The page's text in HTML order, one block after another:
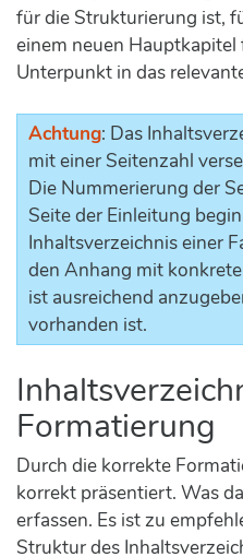
für die Strukturierung ist,
einem neuen
Unterpunkt in das
Achtung: Das
mit einer Seitenzahl
Die Nummerierung der
Seite der Einleitung
Inhaltsverzeichnis einer
den Anhang mit
ist ausreichend
vorhanden ist.
Formatierung
Durch die korrekte
korrekt präsentiert. Was
erfassen. Es ist zu
Struktur des